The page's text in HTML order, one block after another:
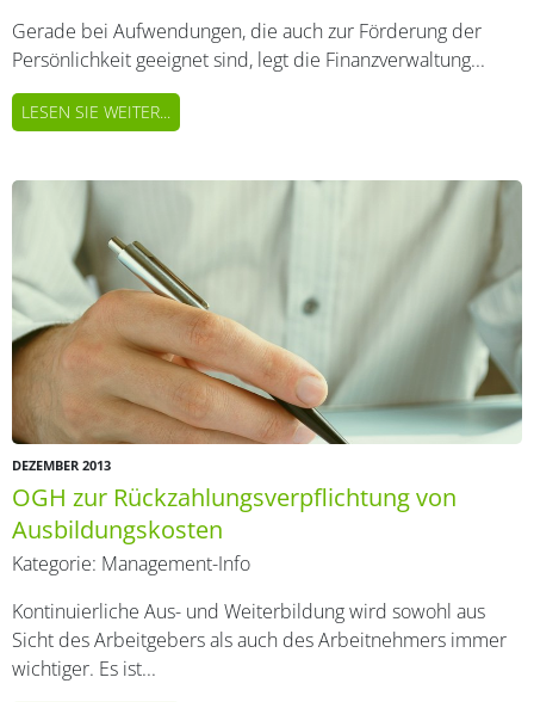
Gerade bei Aufwendungen, die auch zur Förderung der
Persönlichkeit geeignet sind, legt die Finanzverwaltung...
LESEN SIE WEITER...
DEZEMBER 2013
OGH zur Rückzahlungsverpflichtung von
Ausbildungskosten
Kategorie: Management-Info
Kontinuierliche Aus- und Weiterbildung wird sowohl aus
Sicht des Arbeitgebers als auch des Arbeitnehmers immer
wichtiger. Es ist...